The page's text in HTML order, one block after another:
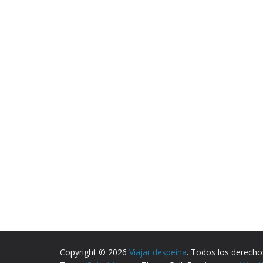
Copyright © 2026 Viajar despeina. Todos los